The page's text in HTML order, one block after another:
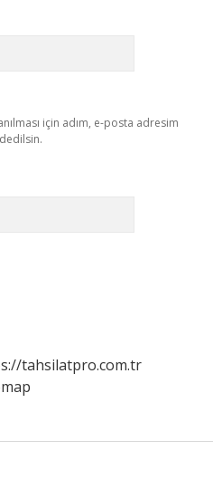
için adım, e-posta adresim
tahsilatpro.com.tr